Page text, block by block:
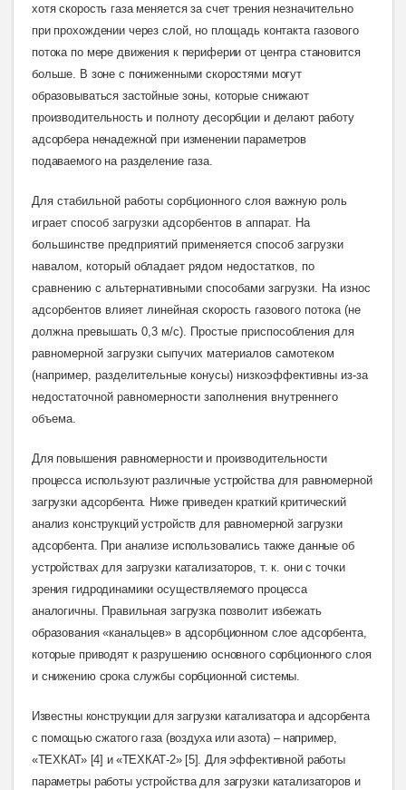
хотя скорость газа меняется за счет трения незначительно
при прохождении через слой, но площадь контакта газового
потока по мере движения к периферии от центра становится
больше. В зоне с пониженными скоростями могут
образовываться застойные зоны, которые снижают
производительность и полноту десорбции и делают работу
адсорбера ненадежной при изменении параметров
подаваемого на разделение газа.
Для стабильной работы сорбционного слоя важную роль
играет способ загрузки адсорбентов в аппарат. На
большинстве предприятий применяется способ загрузки
навалом, который обладает рядом недостатков, по
сравнению с альтернативными способами загрузки. На износ
адсорбентов влияет линейная скорость газового потока (не
должна превышать 0,3 м/с). Простые приспособления для
равномерной загрузки сыпучих материалов самотеком
(например, разделительные конусы) низкоэффективны из-за
недостаточной равномерности заполнения внутреннего
объема.
Для повышения равномерности и производительности
процесса используют различные устройства для равномерной
загрузки адсорбента. Ниже приведен краткий критический
анализ конструкций устройств для равномерной загрузки
адсорбента. При анализе использовались также данные об
устройствах для загрузки катализаторов, т. к. они с точки
зрения гидродинамики осуществляемого процесса
аналогичны. Правильная загрузка позволит избежать
образования «канальцев» в адсорбционном слое адсорбента,
которые приводят к разрушению основного сорбционного слоя
и снижению срока службы сорбционной системы
Известны конструкции для загрузки катализатора и адсорбента
с помощью сжатого газа (воздуха или азота) – например,
«ТЕХКАТ» [4] и «ТЕХКАТ-2» [5].
Для эффективной работы
параметры работы устройства для загрузки катализаторов и